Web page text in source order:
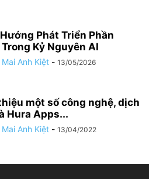
Phát Triển Phần
Kỷ Nguyên AI
Anh Kiệt - 13/05/2026
một số công nghệ, dịch
Hura Apps...
Anh Kiệt - 13/04/2022